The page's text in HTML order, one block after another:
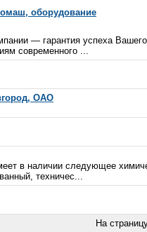
оборудование
— гарантия успеха
современного ...
ОАО
в наличии следующее
техничес...
На